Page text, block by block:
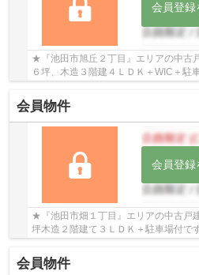
会員登録
★『池田市旭丘２丁目』エリアの中古
６坪、木造３階建４ＬＤＫ＋WIC＋
会員物件
会員登録
★『池田市畑１丁目』エリアの中古戸
坪木造２階建て３ＬＤＫ＋駐車場付
会員物件